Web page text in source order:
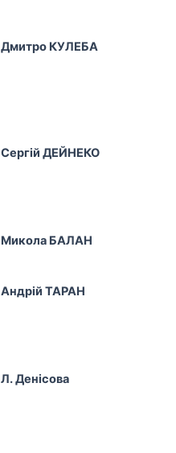
Дмитро КУЛЕБА
Сергій ДЕЙНЕКО
Микола БАЛАН
Андрій ТАРАН
Л. Денісова